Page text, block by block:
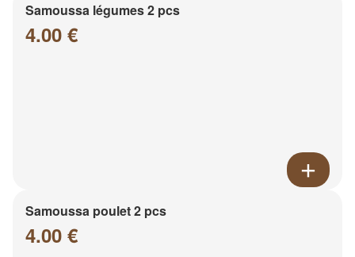
Samoussa légumes 2 pcs
4.00 €
Samoussa poulet 2 pcs
4.00 €